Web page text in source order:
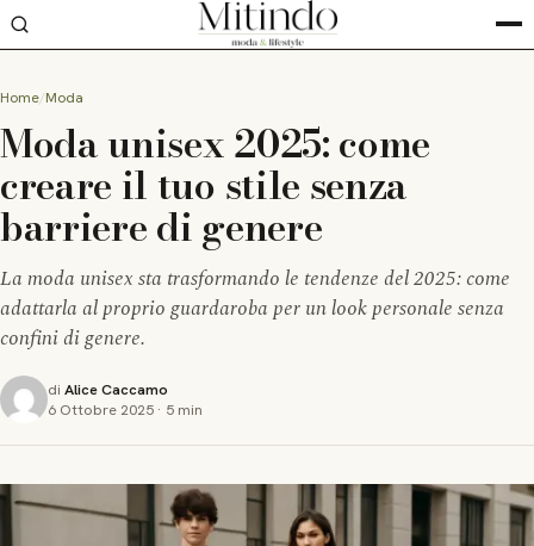
Home Moda
Moda unisex 2025: come
creare il tuo stile senza
barriere di genere
La moda unisex sta trasformando le tendenze del 2025: come
adattarla al proprio guardaroba per un look personale senza
confini di genere.
di Alice Caccamo
6 Ottobre 2025 · 5 min